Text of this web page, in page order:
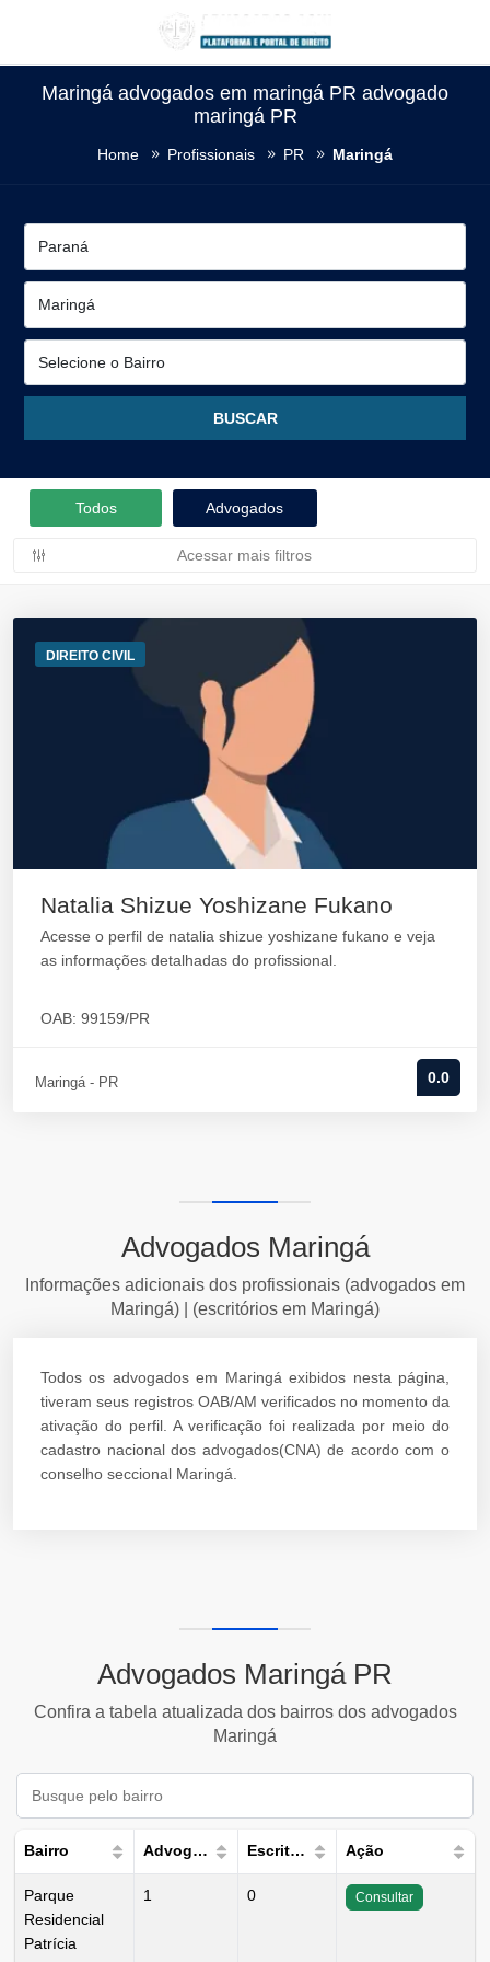
Maringá advogados em maringá PR advogado
maringá PR
Home Profissionais PR Maringá
Todos Advogados
Acessar mais filtros
DIREITO CIVIL
Natalia Shizue Yoshizane Fukano
Acesse o perfil de natalia shizue yoshizane fukano e veja
as informações detalhadas do profissional.
OAB: 99159/PR
Maringá - PR 0.0
Advogados Maringá
Informações adicionais dos profissionais (advogados em
Maringá) | (escritórios em Maringá)
Todos os advogados em Maringá exibidos nesta página,
tiveram seus registros OAB/AM verificados no momento da
ativação do perfil. A verificação foi realizada por meio do
cadastro nacional dos advogados(CNA) de acordo com o
conselho seccional Maringá.
Advogados Maringá PR
Confira a tabela atualizada dos bairros dos advogados
Maringá
Bairro Advogados Escritórios Ação
Parque
Residencial
Patrícia
1 0 Consultar